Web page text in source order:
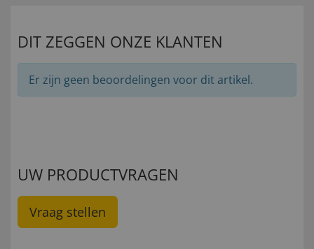
DIT ZEGGEN ONZE KLANTEN
Er zijn geen beoordelingen voor dit artikel.
UW PRODUCTVRAGEN
Vraag stellen